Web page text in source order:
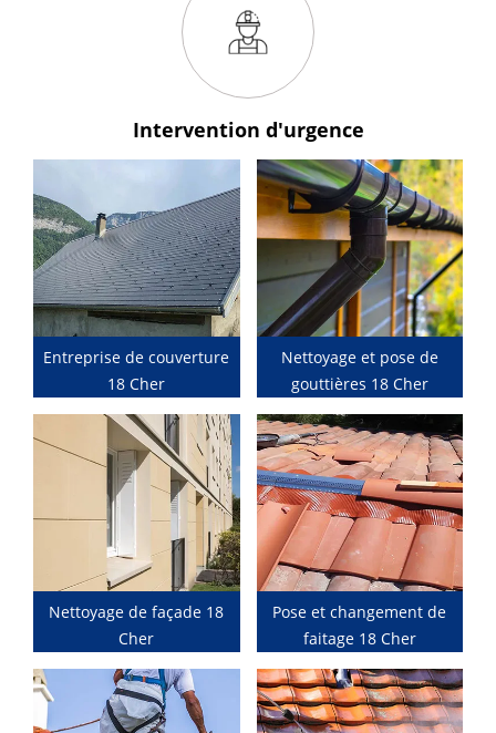
Intervention d'urgence
Entreprise de couverture
18 Cher
Nettoyage et pose de
gouttières 18 Cher
Nettoyage de façade 18
Cher
Pose et changement de
faitage 18 Cher